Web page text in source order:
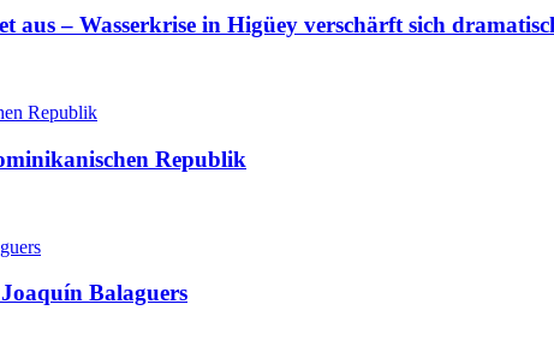
aus – Wasserkrise in Higüey verschärft sich
Republik
Balaguers